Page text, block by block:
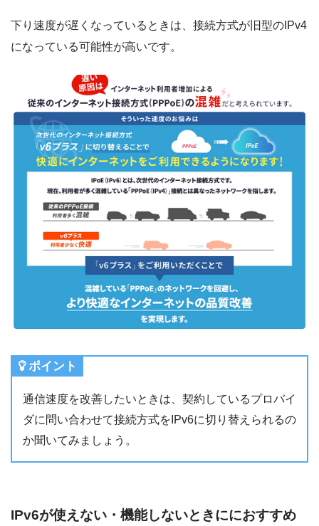
下り速度が遅くなっているときは、接続方式が旧型のIPv4
になっている可能性が高いです。
ポイント
通信速度を改善したいときは、契約しているプロバイ
ダに問い合わせて接続方式をIPv6に切り替えられるの
か聞いてみましょう。
IPv6が使えない・機能しないときににおすすめ